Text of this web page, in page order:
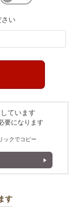
さい
ています
要になります
ックでコピー
す